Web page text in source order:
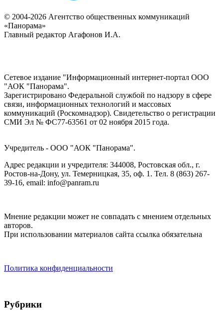
© 2004-2026 Агентство общественных коммуникаций
«Панорама»
Главный редактор Агафонов И.А.
Сетевое издание "Информационный интернет-портал ООО
"АОК "Панорама".
Зарегистрировано Федеральной службой по надзору в сфере
связи, информационных технологий и массовых
коммуникаций (Роскомнадзор). Cвидетельство о регистрации
СМИ Эл № ФС77-63561 от 02 ноября 2015 года.
Учредитель - ООО "АОК "Панорама".
Адрес редакции и учредителя: 344008, Ростовская обл., г.
Ростов-на-Дону, ул. Темерницкая, 35, оф. 1. Тел. 8 (863) 267-
39-16, email: info@panram.ru
Мнение редакции может не совпадать с мнением отдельных
авторов.
При использовании материалов сайта ссылка обязательна
Политика конфиденциальности
Рубрики